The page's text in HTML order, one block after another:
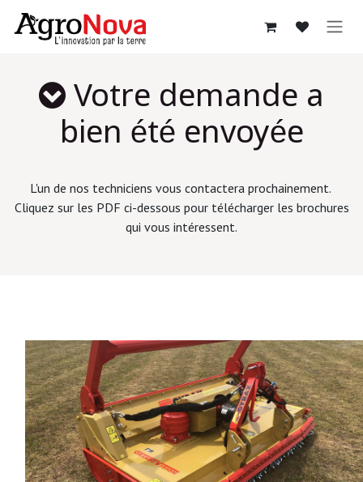
Votre demande a
bien été envoyée
L'un de nos techniciens vous contactera prochainement.
Cliquez sur les PDF ci-dessous pour télécharger les brochures
qui vous intéressent.